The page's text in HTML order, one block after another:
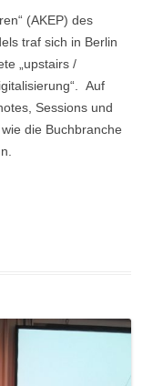
(AKEP) des
traf sich in Berlin
„upstairs /
Auf
Sessions und
die Buchbranche